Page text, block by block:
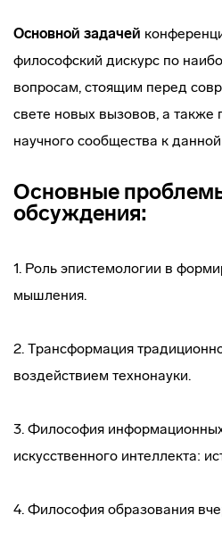
Основной задачей
философский дискурс по
вопросам, стоящим перед
свете новых вызовов, а также
научного сообщества к
Основные
обсуждения:
1. Роль эпистемологии в
мышления.
2. Трансформация
воздействием технонауки.
3. Философия
искусственного интеллекта:
4. Философия образования